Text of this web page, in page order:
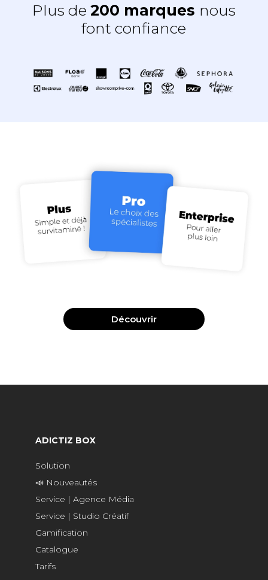
Plus de 200 marques nous
font confiance
Découvrir
ADICTIZ BOX
Solution
📣 Nouveautés
Service | Agence Média
Service | Studio Créatif
Gamification
Catalogue
Tarifs